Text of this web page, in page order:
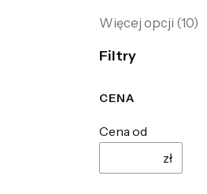
Więcej opcji (10)
Filtry
CENA
Cena od
zł